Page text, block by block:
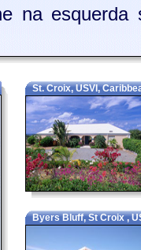
na
St. Croix, USVI,
Byers Bluff, St Croix ,